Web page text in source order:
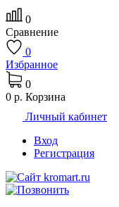
0
Сравнение
0
Избранное
0
0 р. Корзина
Личный кабинет
Вход
Регистрация